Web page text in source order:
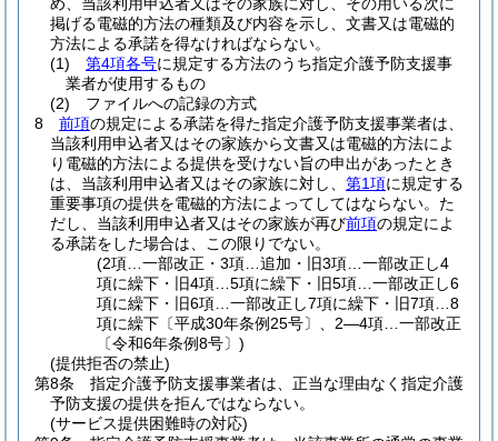
掲げる電磁的方法の種類及び内容を示し、文書又は電磁的
方法による承諾を得なければならない。
(1)
第4項各号に規定する方法のうち指定介護予防支援事
業者が使用するもの
(2)
ファイルへの記録の方式
8
前項の規定による承諾を得た指定介護予防支援事業者は、
当該利用申込者又はその家族から文書又は電磁的方法によ
り電磁的方法による提供を受けない旨の申出があったとき
は、当該利用申込者又はその家族に対し、 第1項に規定する
重要事項の提供を電磁的方法によってしてはならない。 た
だし、当該利用申込者又はその家族が再び前項の規定によ
る承諾をした場合は、この限りでない。
(2項…一部改正・3項…追加・旧3項…一部改正し4
項に繰下・旧4項…5項に繰下・旧5項…一部改正し6
項に繰下・旧6項…一部改正し7項に繰下・旧7項…8
項に繰下〔平成30年条例25号〕、2―4項…一部改正
〔令和6年条例8号〕)
(提供拒否の禁止)
第8条
指定介護予防支援事業者は、正当な理由なく指定介護
予防支援の提供を拒んではならない。
(サービス提供困難時の対応)